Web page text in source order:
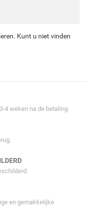
Kunt u niet vinden
4 weken na de betaling.
en gemakkelijke